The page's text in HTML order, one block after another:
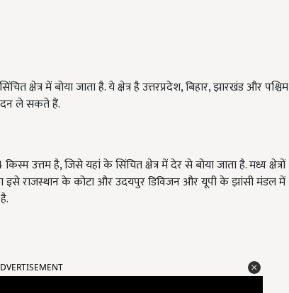
क्षेत्र में बोया जाता है. ये क्षेत्र है उत्तरप्रदेश, बिहार, झारखंड और पश्चिम
ले सकते हैं.
उत्तम है, जिसे यहां के सिंचित क्षेत्र में देर से बोया जाता है. मध्य क्षेत्रों
इसे राजस्थान के कोटा और उदयपुर डिविजन और यूपी के झांसी मंडल में